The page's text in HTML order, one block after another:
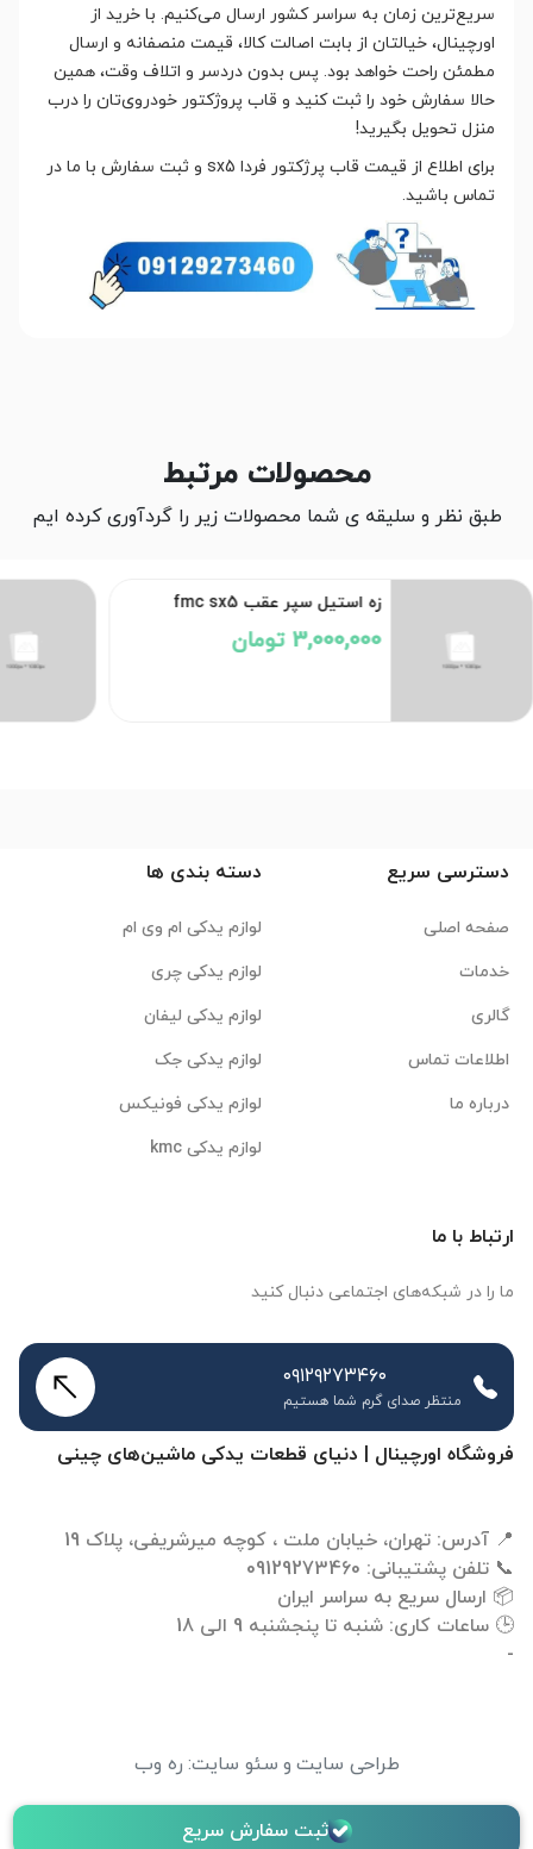
ثبت سفارش سریع
سریع‌ترین زمان به سراسر کشور ارسال می‌کنیم. با خرید از
اورچینال، خیالتان از بابت اصالت کالا، قیمت منصفانه و ارسال
مطمئن راحت خواهد بود. پس بدون دردسر و اتلاف وقت، همین
حالا سفارش خود را ثبت کنید و قاب پروژکتور خودروی‌تان را درب
منزل تحویل بگیرید!
برای اطلاع از قیمت قاب پرژکتور فردا sx5 و ثبت سفارش با ما در
تماس باشید.
محصولات مرتبط
طبق نظر و سلیقه ی شما محصولات زیر را گردآوری کرده ایم
زه استیل سپر عقب fmc sx5
3,000,000 تومان
فروشگاه اورچینال | دنیای قطعات یدکی ماشین‌های چینی
-
دسترسی سریع
صفحه اصلی
خدمات
گالری
اطلاعات تماس
درباره ما
دسته بندی ها
لوازم یدکی ام وی ام
لوازم یدکی چری
لوازم یدکی لیفان
لوازم یدکی جک
لوازم یدکی فونیکس
لوازم یدکی kmc
ارتباط با ما
ما را در شبکه‌های اجتماعی دنبال کنید
۰۹۱۲۹۲۷۳۴۶۰
منتظر صدای گرم شما هستیم
طراحی سایت و سئو سایت: ره وب